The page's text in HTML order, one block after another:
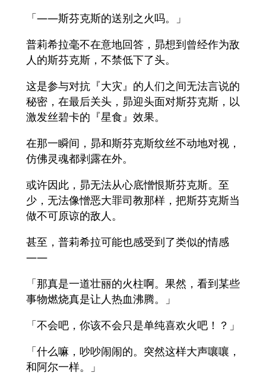
「——斯芬克斯的送别之火吗。」
普莉希拉毫不在意地回答，昴想到曾经作为敌
人的斯芬克斯，不禁低下了头。
这是参与对抗『大灾』的人们之间无法言说的
秘密，在最后关头，昴迎头面对斯芬克斯，以
激发丝碧卡的『星食』效果。
在那一瞬间，昴和斯芬克斯纹丝不动地对视，
仿佛灵魂都剥露在外。
或许因此，昴无法从心底憎恨斯芬克斯。至
少，无法像憎恶大罪司教那样，把斯芬克斯当
做不可原谅的敌人。
甚至，普莉希拉可能也感受到了类似的情感
——
「那真是一道壮丽的火柱啊。果然，看到某些
事物燃烧真是让人热血沸腾。」
「不会吧，你该不会只是单纯喜欢火吧！？」
「什么嘛，吵吵闹闹的。突然这样大声嚷嚷，
和阿尔一样。」